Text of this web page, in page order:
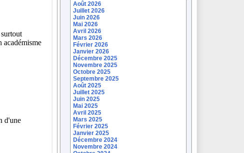
Août 2026
Juillet 2026
Juin 2026
Mai 2026
Avril 2026
Mars 2026
Février 2026
Janvier 2026
Décembre 2025
Novembre 2025
Octobre 2025
Septembre 2025
Août 2025
Juillet 2025
Juin 2025
Mai 2025
Avril 2025
Mars 2025
Février 2025
Janvier 2025
Décembre 2024
Novembre 2024